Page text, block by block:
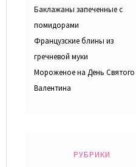
Баклажаны запеченные с
помидорами
Французские блины из
гречневой муки
Мороженое на День Святого
Валентина
РУБРИКИ